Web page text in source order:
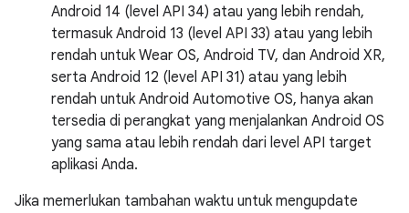
Android 14 (level API 34) atau yang lebih rendah,
termasuk Android 13 (level API 33) atau yang lebih
rendah untuk Wear OS, Android TV, dan Android XR,
serta Android 12 (level API 31) atau yang lebih
rendah untuk Android Automotive OS, hanya akan
tersedia di perangkat yang menjalankan Android OS
yang sama atau lebih rendah dari level API target
aplikasi Anda.
Jika memerlukan tambahan waktu untuk mengupdate